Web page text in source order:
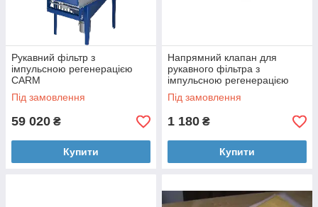
Рукавний фільтр з
імпульсною регенерацією
CARM
Під замовлення
59 020 ₴
Купити
Напрямний клапан для
рукавного фільтра з
імпульсною регенерацією
Під замовлення
1 180 ₴
Купити